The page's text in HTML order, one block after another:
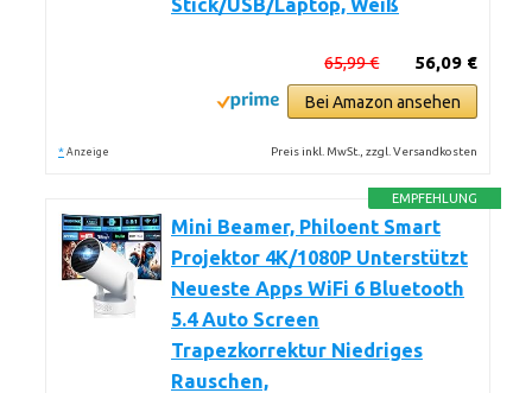
Stick/USB/Laptop, Weiß
56,09 €
65,99 €
Bei Amazon ansehen
* Anzeige Preis inkl. MwSt., zzgl. Versandkosten
EMPFEHLUNG
Mini Beamer, Philoent Smart
Projektor 4K/1080P Unterstützt
Neueste Apps WiFi 6 Bluetooth
5.4 Auto Screen
Trapezkorrektur Niedriges
Rauschen,